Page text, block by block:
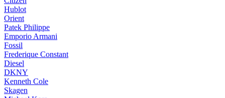
Hublot
Orient
Patek Philippe
Emporio Armani
Fossil
Frederique Constant
Diesel
DKNY
Kenneth Cole
Skagen